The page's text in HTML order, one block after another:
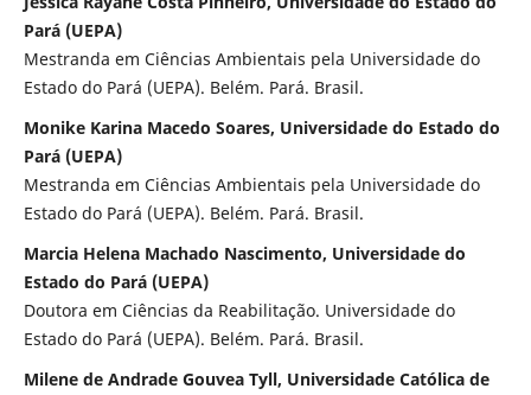
Pará (UEPA)
Mestranda em Ciências Ambientais pela Universidade do
Estado do Pará (UEPA). Belém. Pará. Brasil.
Monike Karina Macedo Soares, Universidade do Estado do
Pará (UEPA)
Mestranda em Ciências Ambientais pela Universidade do
Estado do Pará (UEPA). Belém. Pará. Brasil.
Marcia Helena Machado Nascimento, Universidade do
Estado do Pará (UEPA)
Doutora em Ciências da Reabilitação. Universidade do
Estado do Pará (UEPA). Belém. Pará. Brasil.
Milene de Andrade Gouvea Tyll, Universidade Católica de